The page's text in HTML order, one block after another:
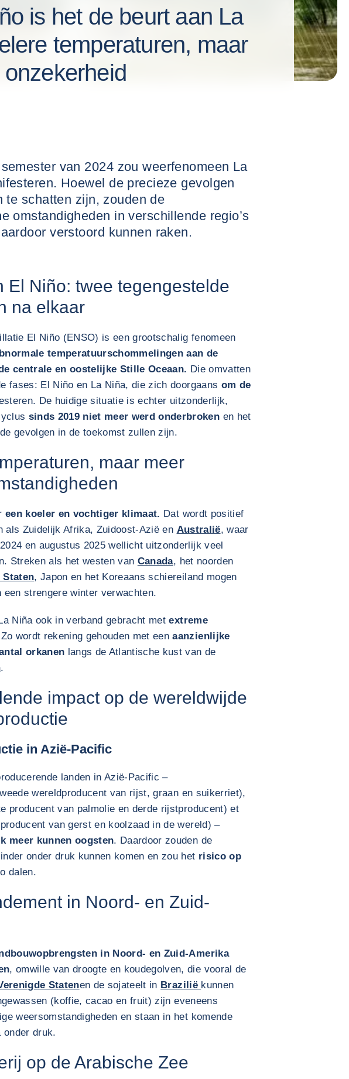
is het de beurt aan La
temperaturen, maar
van 2024 zou weerfenomeen La
Hoewel de precieze gevolgen
te schatten zijn, zouden de
omstandigheden in verschillende regio’s
verstoord kunnen raken.
El Niño: twee tegengestelde
na elkaar
El Niño (ENSO) is een grootschalig fenomeen
temperatuurschommelingen aan de
centrale en oostelijke Stille Oceaan. Die omvatten
fases: El Niño en La Niña, die zich doorgaans om de
De huidige situatie is echter uitzonderlijk,
sinds 2019 niet meer werd onderbroken en het
gevolgen in de toekomst zullen zijn.
maar meer
een koeler en vochtiger klimaat. Dat wordt positief
als Zuidelijk Afrika, Zuidoost-Azië en Australië, waar
en augustus 2025 wellicht uitzonderlijk veel
Streken als het westen van Canada, het noorden
Staten, Japon en het Koreaans schiereiland mogen
een strengere winter verwachten.
Niña ook in verband gebracht metextreme
wordt rekening gehouden met eenaanzienlijke
orkanen langs de Atlantische kust van de
.
impact op de wereldwijde
in Azië-Pacific
landen in Azië-Pacific –
wereldproducent van rijst, graan en suikerriet),
producent van palmolie en derde rijstproducent) et
van gerst en koolzaad in de wereld) –
meer kunnen oogsten. Daardoor zouden de
onder druk kunnen komen en zou het risico op
dalen.
in Noord- en Zuid-
in Noord- en Zuid-Amerika
, omwille van droogte en koudegolven, die vooral de
Statenen de sojateelt in Brazilië kunnen
(koffie, cacao en fruit) zijn eveneens
weersomstandigheden en staan in het komende
onder druk.
op de Arabische Zee